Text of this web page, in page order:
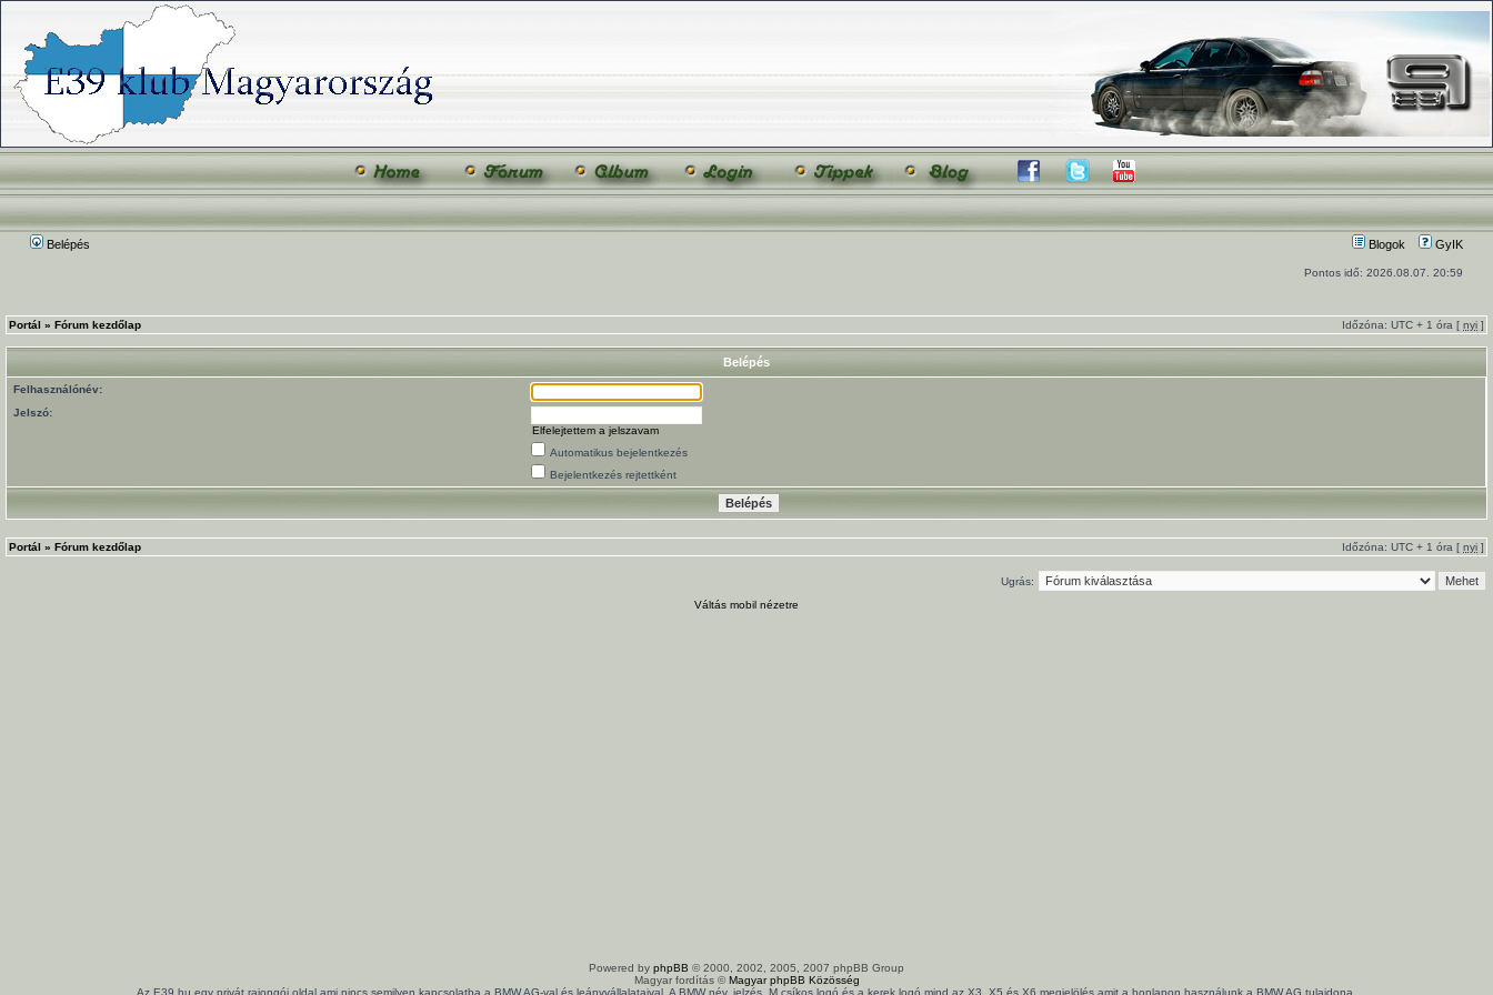
Belépés Blogok GyIK
Pontos idő: 2026.08.07. 20:59
Portál » Fórum kezdőlap Időzóna: UTC + 1 óra [ nyi ]
Belépés
Felhasználónév:
Jelszó:
Elfelejtettem a jelszavam
Automatikus bejelentkezés
Bejelentkezés rejtettként
Portál » Fórum kezdőlap Időzóna: UTC + 1 óra [ nyi ]
Ugrás:
Váltás mobil nézetre
Powered by phpBB © 2000, 2002, 2005, 2007 phpBB Group
Magyar fordítás ©Magyar phpBB Közösség
Az E39.hu egy privát rajongói oldal ami nincs semilyen kapcsolatba a BMW AG-val és leányvállalataival. A BMW név, jelzés, M csíkos logó és a kerek logó mind az X3, X5 és X6 megjelölés amit a honlapon használunk a BMW AG tulajdona.